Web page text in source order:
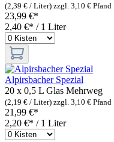
(2,39 € / Liter) zzgl. 3,10 € Pfand
23,99 €*
2,40 €* / 1 Liter
Alpirsbacher Spezial
20 x 0,5 L Glas Mehrweg
(2,19 € / Liter) zzgl. 3,10 € Pfand
21,99 €*
2,20 €* / 1 Liter